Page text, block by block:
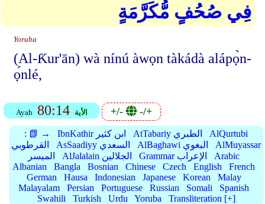
فِي صُحُفٍ مُّكَرَّمَةٍ
Yoruba
(Al-Ƙur'ān) wà nínú àwọn tàkádà alápọ̀n-
ọ́nlé,
Ayah 80:14 الأية +/- -/+
: 📗 → IbnKathir ابن كثير AtTabariy الطبري
AlQurtubi
القرطوبي
AsSaadiyy السعدي AlBaghawi البغوي
AlMuyassar
الميسر
AlJalalain الجلالين Grammar الإعراب
Arabic
Albanian
Bangla Bosnian Chinese Czech English
French
German
Hausa Indonesian Japanese Korean
Malay
Malayalam
Persian Portuguese Russian Somali
Spanish
Swahili
Turkish Urdu Yoruba Transliteration [+]